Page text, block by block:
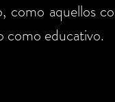
como aquellos
como educativo.